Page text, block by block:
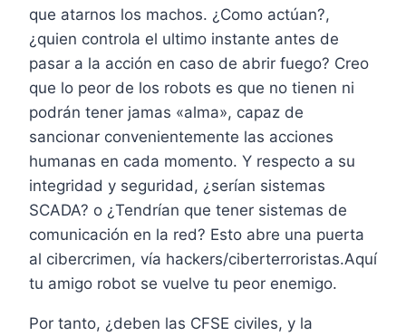
que atarnos los machos. ¿Como actúan?,
¿quien controla el ultimo instante antes de
pasar a la acción en caso de abrir fuego? Creo
que lo peor de los robots es que no tienen ni
podrán tener jamas «alma», capaz de
sancionar convenientemente las acciones
humanas en cada momento. Y respecto a su
integridad y seguridad, ¿serían sistemas
SCADA? o ¿Tendrían que tener sistemas de
comunicación en la red? Esto abre una puerta
al cibercrimen, vía hackers/ciberterroristas.Aquí
tu amigo robot se vuelve tu peor enemigo.
Por tanto, ¿deben las CFSE civiles, y la